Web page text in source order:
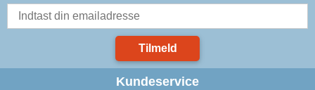
Tilmeld
Kundeservice